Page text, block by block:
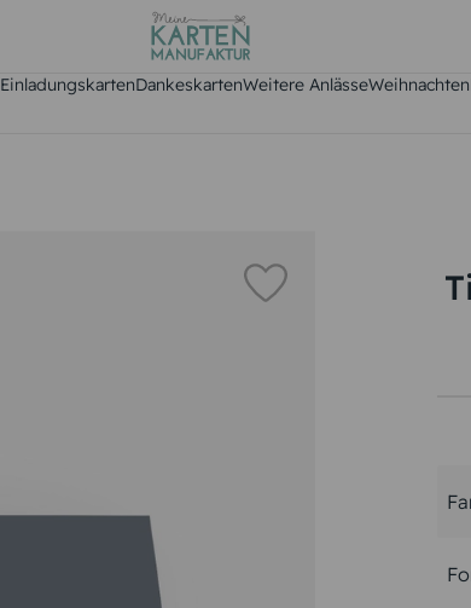
EinladungskartenDankeskartenWeitere AnlässeWeihnachten